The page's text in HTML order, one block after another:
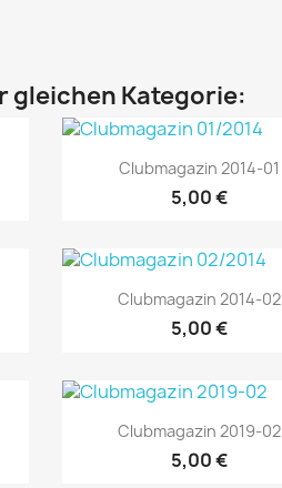
gleichen Kategorie:
Vorschau
Clubmagazin 2014-01
5,00 €
Vorschau
Clubmagazin 2014-02
5,00 €
Vorschau
Clubmagazin 2019-02
5,00 €